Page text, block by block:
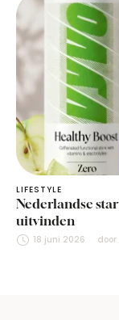
LIFESTYLE
Nederlandse
uitvinden
18 juni 2026 door